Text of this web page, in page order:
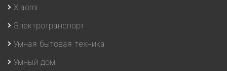
Xiaomi
Электротранспорт
Умная бытовая техника
Умный дом